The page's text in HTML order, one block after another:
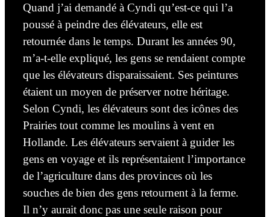
Quand j’ai demandé à Cyndi qu’est-ce qui l’a
poussé à peindre des élévateurs, elle est
retournée dans le temps. Durant les années 90,
m’a-t-elle expliqué, les gens se rendaient compte
que les élévateurs disparaissaient. Ses peintures
étaient un moyen de préserver notre héritage.
Selon Cyndi, les élévateurs sont des icônes des
Prairies tout comme les moulins à vent en
Hollande. Les élévateurs servaient à guider les
gens en voyage et ils représentaient l’importance
de l’agriculture dans des provinces où les
souches de bien des gens retournent à la ferme.
Il n’y aurait donc pas une seule raison pour